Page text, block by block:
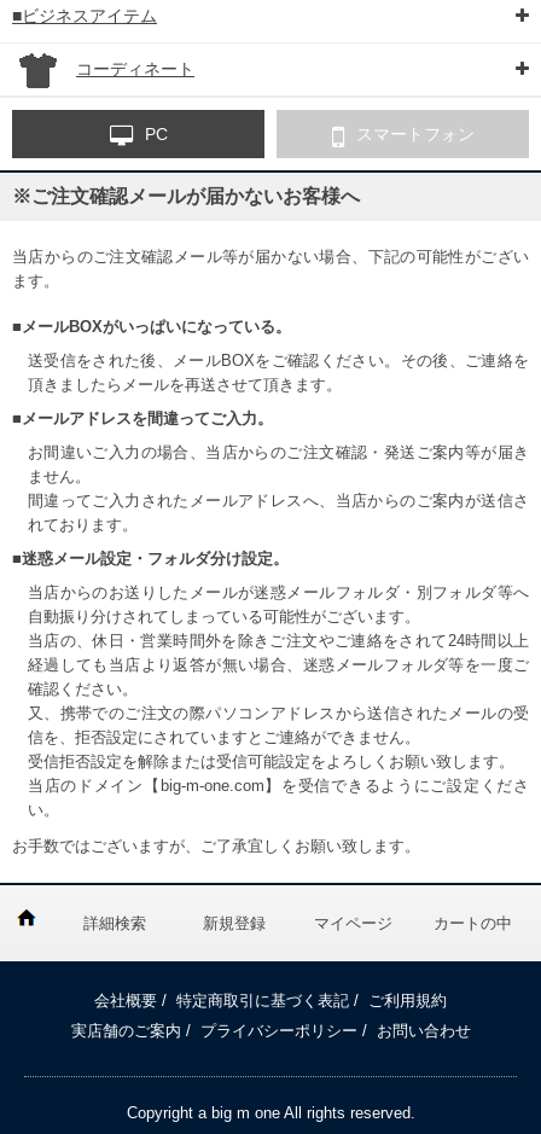
■ビジネスアイテム
コーディネート
PC スマートフォン
※ご注文確認メールが届かないお客様へ
当店からのご注文確認メール等が届かない場合、下記の可能性がござい
ます。
■メールBOXがいっぱいになっている。
送受信をされた後、メールBOXをご確認ください。その後、ご連絡を
頂きましたらメールを再送させて頂きます。
■メールアドレスを間違ってご入力。
お間違いご入力の場合、当店からのご注文確認・発送ご案内等が届き
ません。
間違ってご入力されたメールアドレスへ、当店からのご案内が送信さ
れております。
■迷惑メール設定・フォルダ分け設定。
当店からのお送りしたメールが迷惑メールフォルダ・別フォルダ等へ
自動振り分けされてしまっている可能性がございます。
当店の、休日・営業時間外を除きご注文やご連絡をされて24時間以上
経過しても当店より返答が無い場合、迷惑メールフォルダ等を一度ご
確認ください。
又、携帯でのご注文の際パソコンアドレスから送信されたメールの受
信を、拒否設定にされていますとご連絡ができません。
受信拒否設定を解除または受信可能設定をよろしくお願い致します。
当店のドメイン【big-m-one.com】を受信できるようにご設定くださ
い。
お手数ではございますが、ご了承宜しくお願い致します。
詳細検索 新規登録 マイページ カートの中
会社概要 / 特定商取引に基づく表記 / ご利用規約
実店舗のご案内 / プライバシーポリシー / お問い合わせ
Copyright a big m one All rights reserved.